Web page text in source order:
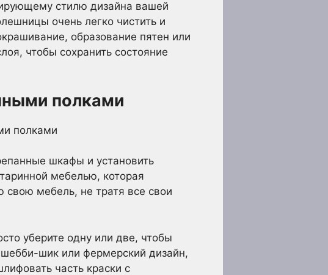
стилю дизайна вашей
очень легко чистить и
образование пятен или
чтобы сохранить состояние
полками
шкафы и установить
мебелью, которая
свою мебель, не тратя все свои
уберите одну или две, чтобы
шик или фермерский дизайн,
часть краски с